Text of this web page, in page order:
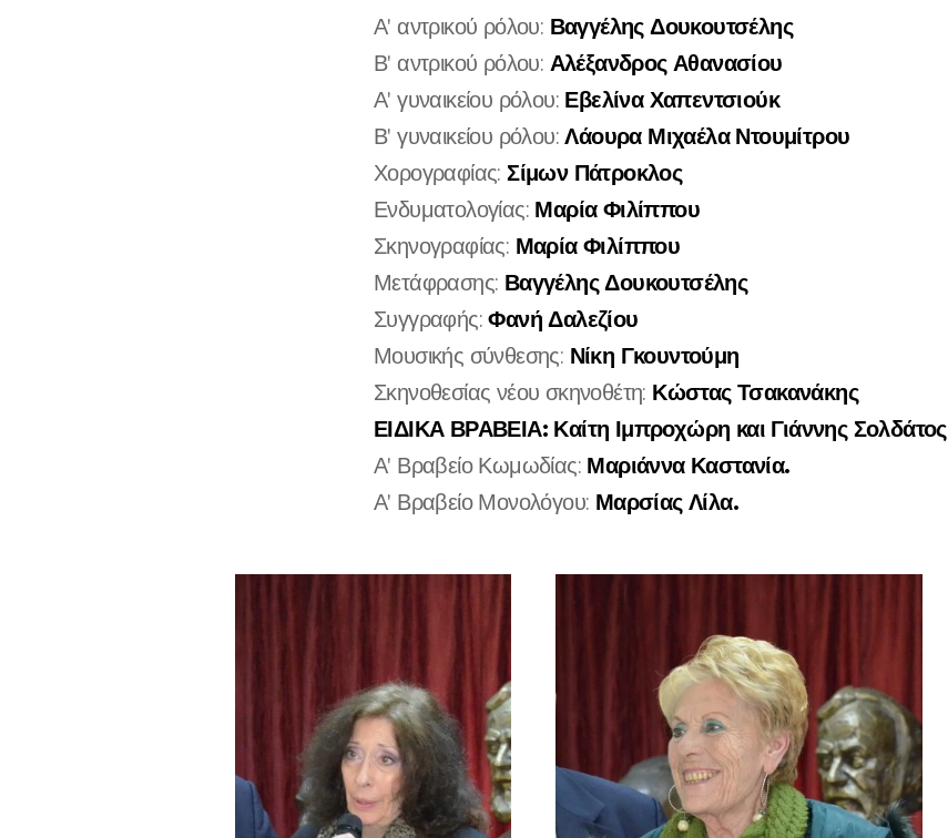
Α' αντρικού ρόλου: Βαγγέλης Δουκουτσέλης
Β' αντρικού ρόλου: Αλέξανδρος Αθανασίου
Α' γυναικείου ρόλου: Εβελίνα Χαπεντσιούκ
Β' γυναικείου ρόλου:Λάουρα Μιχαέλα Ντουμίτρου
Χορογραφίας:Σίμων Πάτροκλος
Ενδυματολογίας: Μαρία Φιλίππου
Σκηνογραφίας: Μαρία Φιλίππου
Μετάφρασης: Βαγγέλης Δουκουτσέλης
Συγγραφής:Φανή Δαλεζίου
Μουσικής σύνθεσης: Νίκη Γκουντούμη
Σκηνοθεσίας νέου σκηνοθέτη: Κώστας Τσακανάκης
ΕΙΔΙΚΑ ΒΡΑΒΕΙΑ: Καίτη Ιμπροχώρη και Γιάννης Σολδάτος
Α' Βραβείο Κωμωδίας: Μαριάννα Καστανία.
Α' Βραβείο Μονολόγου: Μαρσίας Λίλα.